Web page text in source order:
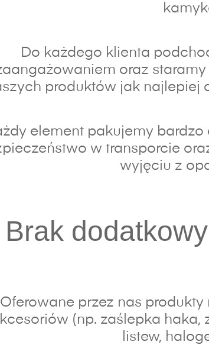
Do każdego klienta
oraz staramy
produktów jak najlepiej
element pakujemy
w transporcie
wyjęciu z
Brak
Oferowane przez nas
(np. zaślepka haka,
listew,